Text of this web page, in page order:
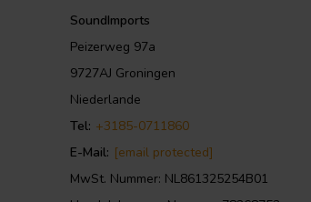
SoundImports
Peizerweg 97a
9727AJ Groningen
Niederlande
Tel: +3185-0711860
E-Mail: [email protected]
MwSt. Nummer: NL861325254B01